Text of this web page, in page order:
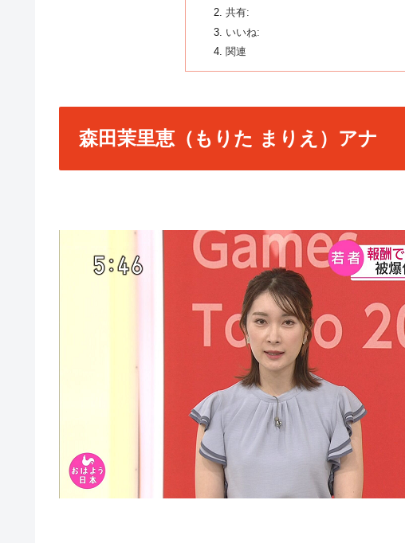
共有:
いいね:
関連
森田茉里恵（もりた まりえ）アナ